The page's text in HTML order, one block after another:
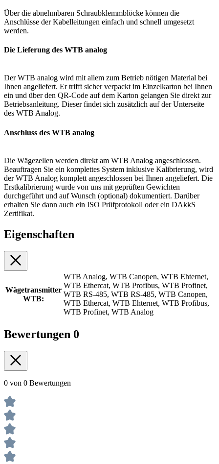
Über die abnehmbaren Schraubklemmblöcke können die
Anschlüsse der Kabelleitungen einfach und schnell umgesetzt
werden.
Die Lieferung des WTB analog
Der WTB analog wird mit allem zum Betrieb nötigen Material bei
Ihnen angeliefert. Er trifft sicher verpackt im Einzelkarton bei Ihnen
ein und über den QR-Code auf dem Karton gelangen Sie direkt zur
Betriebsanleitung. Dieser findet sich zusätzlich auf der Unterseite
des WTB Analog.
Anschluss des WTB analog
Die Wägezellen werden direkt am WTB Analog angeschlossen.
Beauftragen Sie ein komplettes System inklusive Kalibrierung, wird
der WTB Analog komplett angeschlossen bei Ihnen angeliefert. Die
Erstkalibrierung wurde von uns mit geprüften Gewichten
durchgeführt und auf Wunsch (optional) dokumentiert. Darüber
erhalten Sie dann auch ein ISO Prüfprotokoll oder ein DAkkS
Zertifikat.
Eigenschaften
Wägetransmitter
WTB:
WTB Analog, WTB Canopen, WTB Ehternet,
WTB Ethercat, WTB Profibus, WTB Profinet,
WTB RS-485, WTB RS-485, WTB Canopen,
WTB Ethercat, WTB Ehternet, WTB Profibus,
WTB Profinet, WTB Analog
Bewertungen 0
0 von 0 Bewertungen